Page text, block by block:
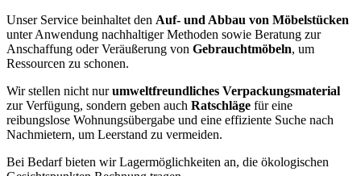
Unser Service beinhaltet den Auf- und Abbau von Möbelstücken
unter Anwendung nachhaltiger Methoden sowie Beratung zur
Anschaffung oder Veräußerung von Gebrauchtmöbeln, um
Ressourcen zu schonen.
Wir stellen nicht nurumweltfreundliches Verpackungsmaterial
zur Verfügung, sondern geben auch Ratschläge für eine
reibungslose Wohnungsübergabe und eine effiziente Suche nach
Nachmietern, um Leerstand zu vermeiden.
Bei Bedarf bieten wir Lagermöglichkeiten an, die ökologischen